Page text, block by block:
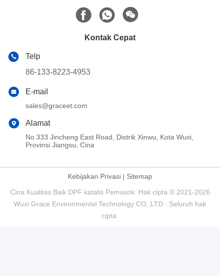
Kontak Cepat
Telp
86-133-8223-4953
E-mail
sales@graceet.com
Alamat
No.333 Jincheng East Road, Distrik Xinwu, Kota Wuxi,
Provinsi Jiangsu, Cina
Kebijakan Privasi | Sitemap
Cina Kualitas Baik DPF katalis Pemasok. Hak cipta © 2021-2026
Wuxi Grace Environmental Technology CO,.LTD . Seluruh hak
cipta.